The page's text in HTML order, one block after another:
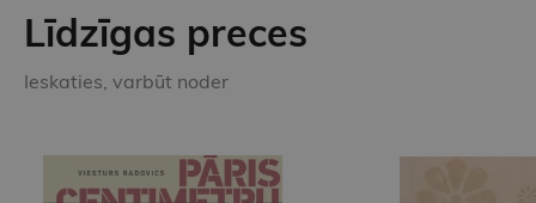
Līdzīgas preces
Ieskaties, varbūt noder